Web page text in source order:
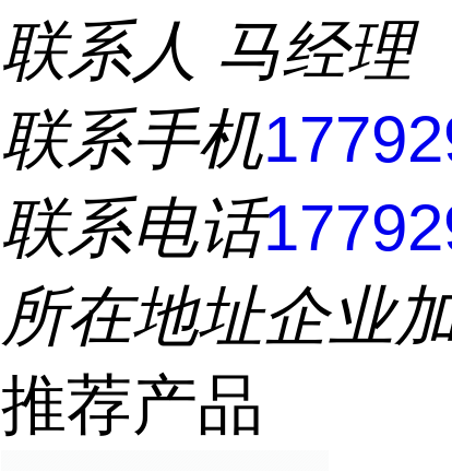
联系人 马经理
联系手机
联系电话
所在地址企业
推荐产品